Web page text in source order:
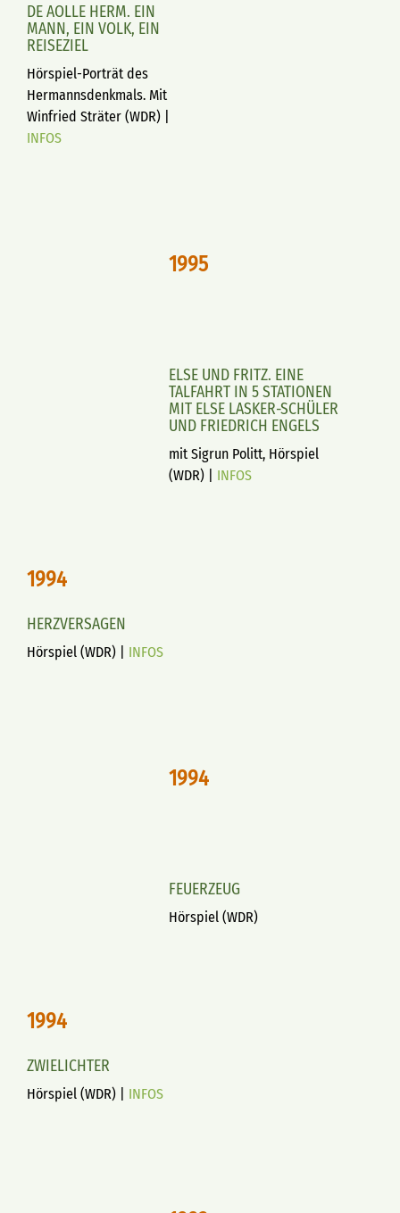
DE AOLLE HERM. EIN
MANN, EIN VOLK, EIN
REISEZIEL
Hörspiel-Porträt des
Hermannsdenkmals. Mit
Winfried Sträter (WDR) |
INFOS
1995
ELSE UND FRITZ. EINE
TALFAHRT IN 5 STATIONEN
MIT ELSE LASKER-SCHÜLER
UND FRIEDRICH ENGELS
mit Sigrun Politt, Hörspiel
(WDR) | INFOS
1994
HERZVERSAGEN
Hörspiel (WDR) | INFOS
1994
FEUERZEUG
Hörspiel (WDR)
1994
ZWIELICHTER
Hörspiel (WDR) | INFOS